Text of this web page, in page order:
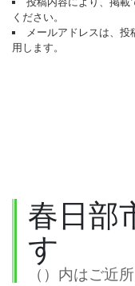
ください。
メールアドレスは、
用します。
春日部
す
（）内はご近